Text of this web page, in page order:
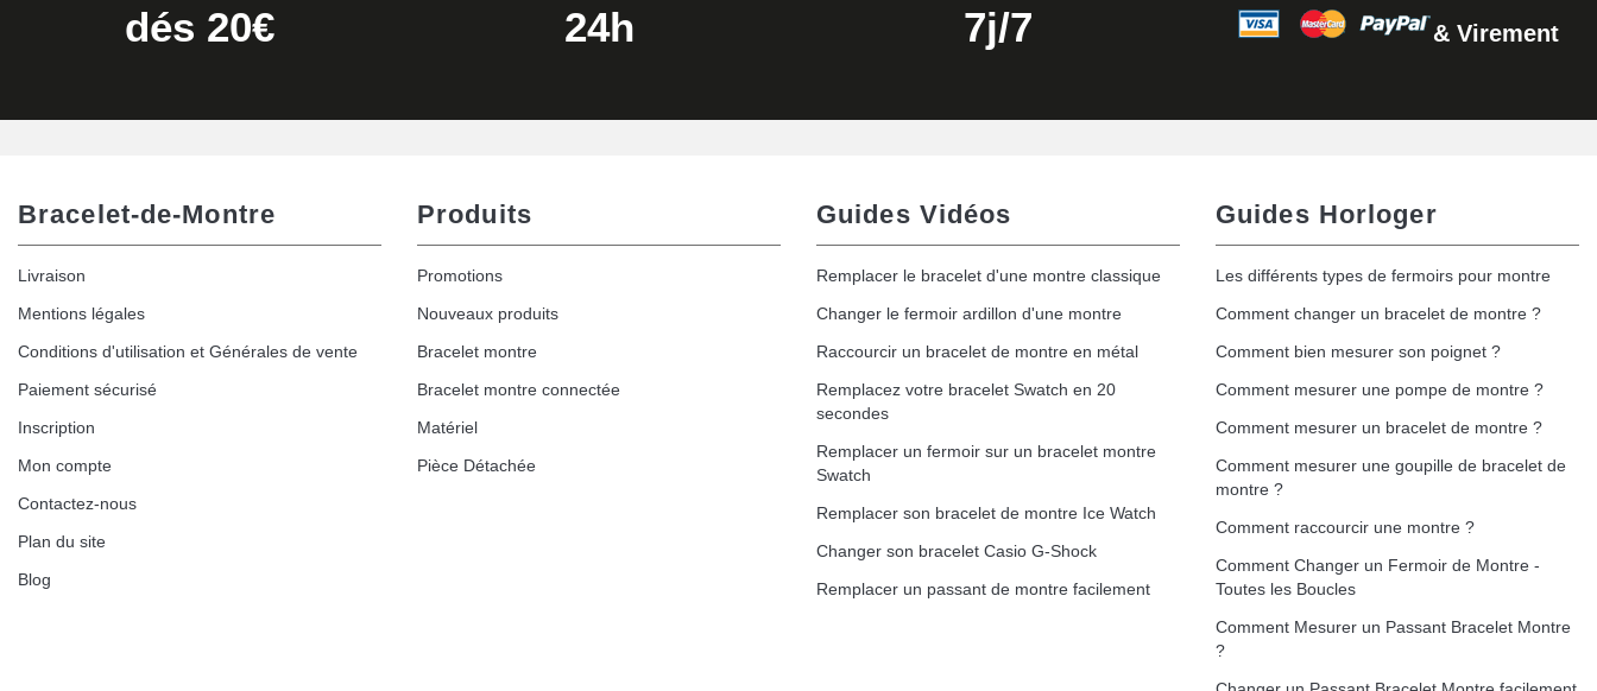
dés 20€ 24h 7j/7
& Virement
Bracelet-de-Montre
Livraison
Mentions légales
Conditions d'utilisation et Générales de vente
Paiement sécurisé
Inscription
Mon compte
Contactez-nous
Plan du site
Blog
Produits
Promotions
Nouveaux produits
Bracelet montre
Bracelet montre connectée
Matériel
Pièce Détachée
Guides Vidéos
Remplacer le bracelet d'une montre classique
Changer le fermoir ardillon d'une montre
Raccourcir un bracelet de montre en métal
Remplacez votre bracelet Swatch en 20
secondes
Remplacer un fermoir sur un bracelet montre
Swatch
Remplacer son bracelet de montre Ice Watch
Changer son bracelet Casio G-Shock
Remplacer un passant de montre facilement
Guides Horloger
Les différents types de fermoirs pour montre
Comment changer un bracelet de montre ?
Comment bien mesurer son poignet ?
Comment mesurer une pompe de montre ?
Comment mesurer un bracelet de montre ?
Comment mesurer une goupille de bracelet de
montre ?
Comment raccourcir une montre ?
Comment Changer un Fermoir de Montre -
Toutes les Boucles
Comment Mesurer un Passant Bracelet Montre
?